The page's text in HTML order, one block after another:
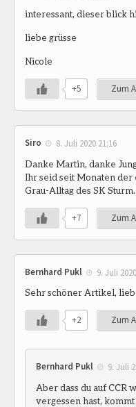
interessant, dieser blick
liebe grüsse
Nicole
+5 Zum
Siro 8. Juli 2020 21:16
Danke Martin, danke
Ihr seid seit Monaten
Grau-Alltag des SK Sturm.
+7 Zum
Bernhard Pukl 9. Juli
Sehr schöner Artikel,
+2 Zum
Bernhard Pukl 9. Juli
Aber dass du auf CCR
vergessen hast,